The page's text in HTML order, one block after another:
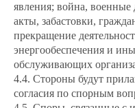
явления; война, военные
акты, забастовки,
прекращение
энергообеспечения и
обслуживающих
4.4. Стороны будут
согласия по спорным